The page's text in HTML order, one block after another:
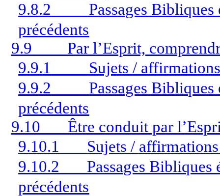
9.8.2
Passages
précédents
9.9
Par l’Esprit,
9.9.1
Sujets /
9.9.2
Passages
précédents
9.10
Être conduit par
9.10.1
Sujets /
9.10.2
Passages
précédents